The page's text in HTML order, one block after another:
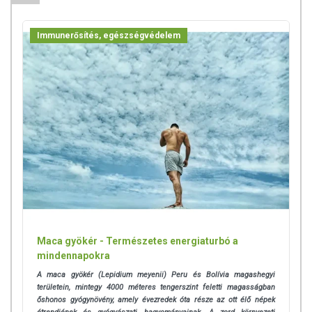
Ne lépd túl az ajánlott fogyasztási mennyiséget! Az étrend-
kiegészítő nem helyettesíti a kiegyensúlyozott, vegyes étrendet
és az egészséges életmódot. Kisgyermekek elől elzárva
tartandó.
ÖSSZETEVŐK
Kínai csüdfű, Kínai kúszómagnólia, Sárga mirobalán, Andrográfisz,
Aranygyökér, Fürtös spárga, Kerti kakukkfű, Édesgyökér, Indiai
hosszúbors, Mirrha, Molyhos ökörfarkkóró, Örménygyökér, cellulóz
(kapszula).
Immunerősítés, egészségvédelem
Maca gyökér - Természetes energiaturbó a
mindennapokra
A maca gyökér (Lepidium meyenii) Peru és Bolívia magashegyi
területein, mintegy 4000 méteres tengerszint feletti magasságban
őshonos gyógynövény, amely évezredek óta része az ott élő népek